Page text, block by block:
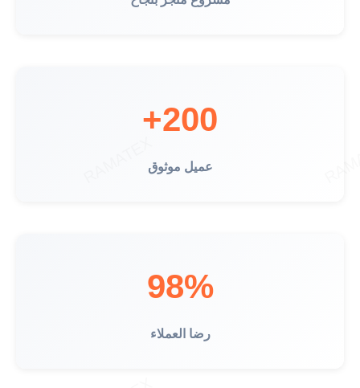
200+
عميل موثوق
98%
رضا العملاء